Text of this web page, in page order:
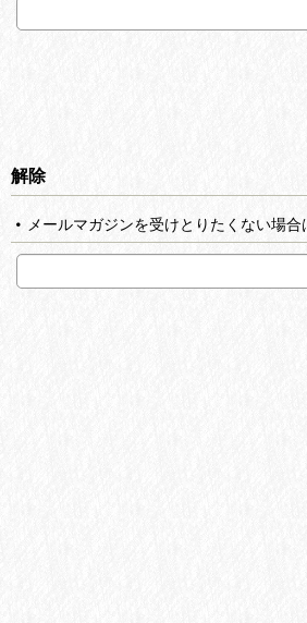
解除
メールマガジンを受けとりたくない場